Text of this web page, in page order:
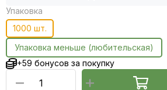
Упаковка
1000 шт.
Упаковка меньше (любительская)
+59 бонусов за покупку